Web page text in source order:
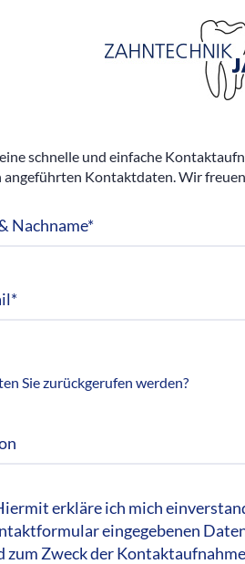
schnelle und einfache
angeführten Kontaktdaten. Wir
Sie zurückgerufen werden?
erkläre ich mich
eingegebenen
zum Zweck der